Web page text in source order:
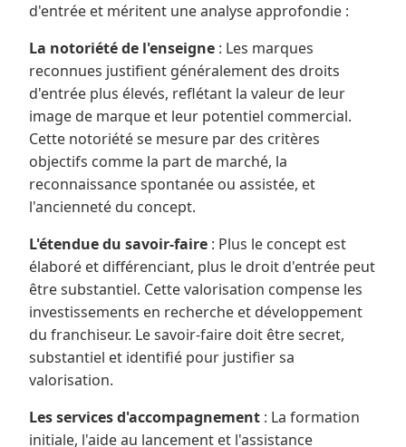
d'entrée et méritent une analyse approfondie :
La notoriété de l'enseigne : Les marques
reconnues justifient généralement des droits
d'entrée plus élevés, reflétant la valeur de leur
image de marque et leur potentiel commercial.
Cette notoriété se mesure par des critères
objectifs comme la part de marché, la
reconnaissance spontanée ou assistée, et
l'ancienneté du concept.
L'étendue du savoir-faire : Plus le concept est
élaboré et différenciant, plus le droit d'entrée peut
être substantiel. Cette valorisation compense les
investissements en recherche et développement
du franchiseur. Le savoir-faire doit être secret,
substantiel et identifié pour justifier sa
valorisation.
Les services d'accompagnement : La formation
initiale, l'aide au lancement et l'assistance